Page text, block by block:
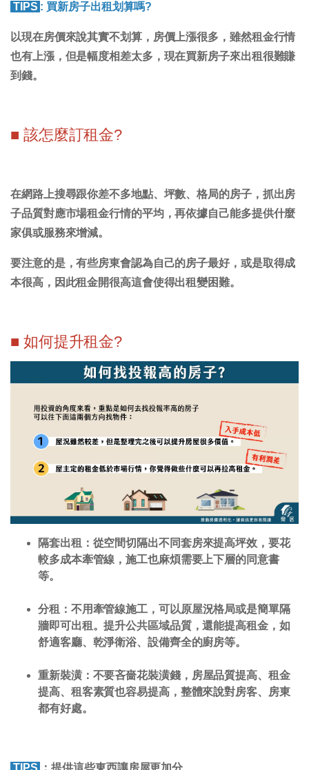
TIPS : 買新房子出租划算嗎?
以現在房價來說其實不划算，房價上漲很多，雖然租金行情
也有上漲，但是幅度相差太多，現在買新房子來出租很難賺
到錢。
■ 該怎麼訂租金?
在網路上搜尋跟你差不多地點、坪數、格局的房子，抓出房
子品質對應市場租金行情的平均，再依據自己能多提供什麼
家俱或服務來增減。
要注意的是，有些房東會認為自己的房子最好，或是取得成
本很高，因此租金開很高這會使得出租變困難。
■ 如何提升租金?
隔套出租： 從空間切隔出不同套房來提高坪效，要花
較多成本牽管線，施工也麻煩需要上下層的同意書
等。
分租： 不用牽管線施工，可以原屋況格局或是簡單隔
牆即可出租。提升公共區域品質，還能提高租金，如
舒適客廳、乾淨衛浴、設備齊全的廚房等。
重新裝潢： 不要吝嗇花裝潢錢，房屋品質提高、租金
提高、租客素質也容易提高，整體來說對房客、房東
都有好處。
TIPS ：提供這些東西讓房屋更加分